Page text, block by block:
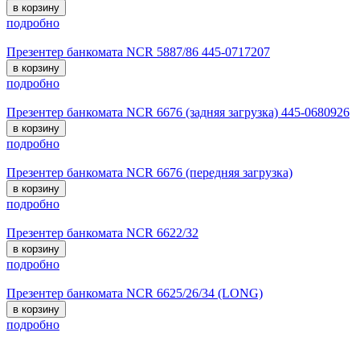
в корзину
подробно
Презентер банкомата NCR 5887/86 445-0717207
в корзину
подробно
Презентер банкомата NCR 6676 (задняя загрузка) 445-0680926
в корзину
подробно
Презентер банкомата NCR 6676 (передняя загрузка)
в корзину
подробно
Презентер банкомата NCR 6622/32
в корзину
подробно
Презентер банкомата NCR 6625/26/34 (LONG)
в корзину
подробно